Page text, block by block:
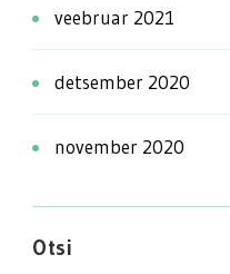
veebruar 2021
detsember 2020
november 2020
Otsi